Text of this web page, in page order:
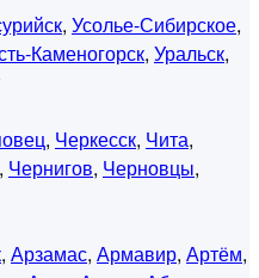
, Усолье-Сибирское,
Каменогорск, Уральск,
, Черкесск, Чита,
, Чернигов, Черновцы,
, Арзамас, Армавир, Артём,